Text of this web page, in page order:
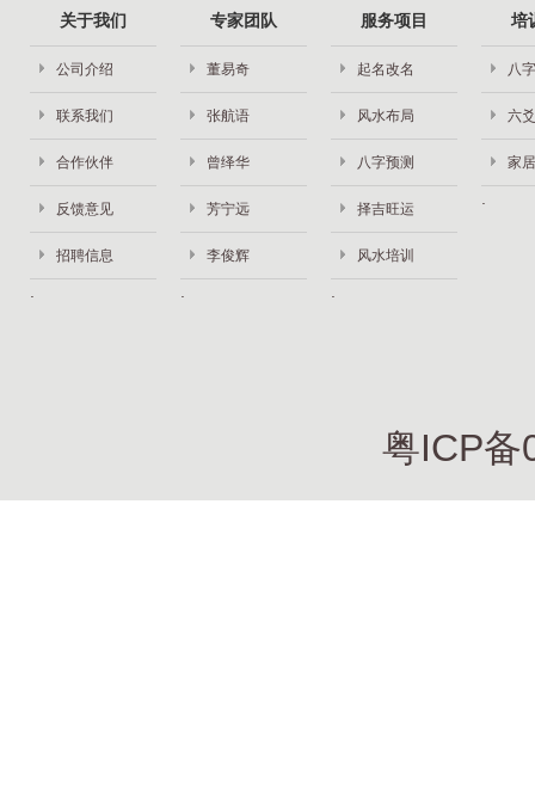
关于我们
公司介绍
联系我们
合作伙伴
反馈意见
招聘信息
专家团队
董易奇
张航语
曾绎华
芳宁远
李俊辉
服务项目
起名改名
风水布局
八字预测
择吉旺运
风水培训
培
八
六
家
粤ICP备